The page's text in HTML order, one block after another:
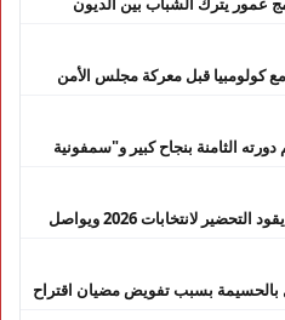
كولومبيا قبل معركة مجلس الأمن
الثامنة بنجاح كبير و"سمفونية
لفتيت.. رجل الداخلية الذي يقود التحضير لانتخابات 2026 ويواصل
بسبب تفويض مضيان اقتراح